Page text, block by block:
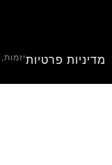
מדיניות פרטיות